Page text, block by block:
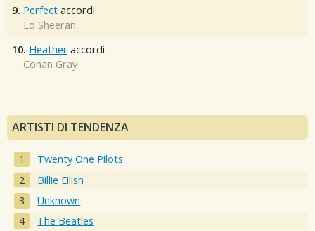
9. Perfect accordi
Ed Sheeran
10. Heather accordi
Conan Gray
ARTISTI DI TENDENZA
Twenty One Pilots
Billie Eilish
Unknown
The Beatles